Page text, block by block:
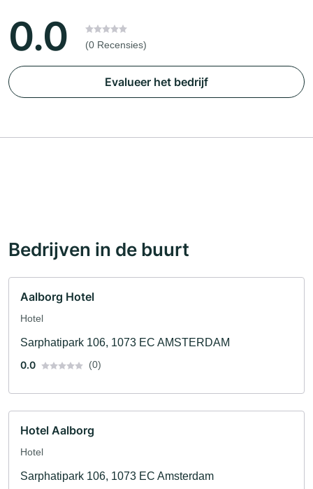
0.0 (0 Recensies)
Evalueer het bedrijf
Bedrijven in de buurt
Aalborg Hotel
Hotel
Sarphatipark 106, 1073 EC AMSTERDAM
0.0
(0)
Hotel Aalborg
Hotel
Sarphatipark 106, 1073 EC Amsterdam